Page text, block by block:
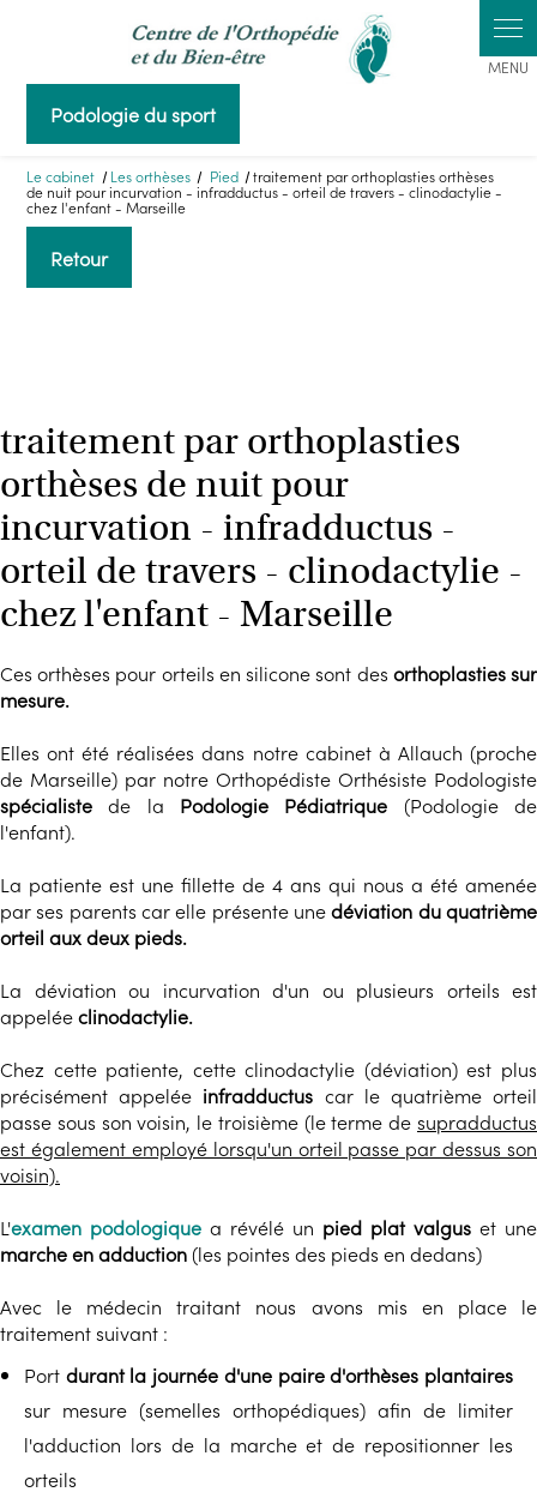
Podologie du sport
Le cabinet Les orthèses Pied traitement par orthoplasties orthèses
de nuit pour incurvation - infradductus - orteil de travers - clinodactylie -
chez l'enfant - Marseille
Retour
traitement par orthoplasties
orthèses de nuit pour
incurvation - infradductus -
orteil de travers - clinodactylie -
chez l'enfant - Marseille
Ces orthèses pour orteils en silicone sont des orthoplasties sur
mesure.
Elles ont été réalisées dans notre cabinet à Allauch (proche
de Marseille) par notre Orthopédiste Orthésiste Podologiste
spécialiste de la Podologie Pédiatrique (Podologie de
l'enfant).
La patiente est une fillette de 4 ans qui nous a été amenée
par ses parents car elle présente unedéviation du quatrième
orteil aux deux pieds.
La déviation ou incurvation d'un ou plusieurs orteils est
appeléeclinodactylie.
Chez cette patiente, cette clinodactylie (déviation) est plus
précisément appelée infradductus car le quatrième orteil
passe sous son voisin, le troisième (le terme de supradductus
est également employé lorsqu'un orteil passe par dessus son
voisin).
L'examen podologique a révélé un pied plat valgus et une
marche en adduction(les pointes des pieds en dedans)
Avec le médecin traitant nous avons mis en place le
traitement suivant :
Port durant la journée d'une paire d'orthèses plantaires
sur mesure (semelles orthopédiques) afin de limiter
l'adduction lors de la marche et de repositionner les
orteils